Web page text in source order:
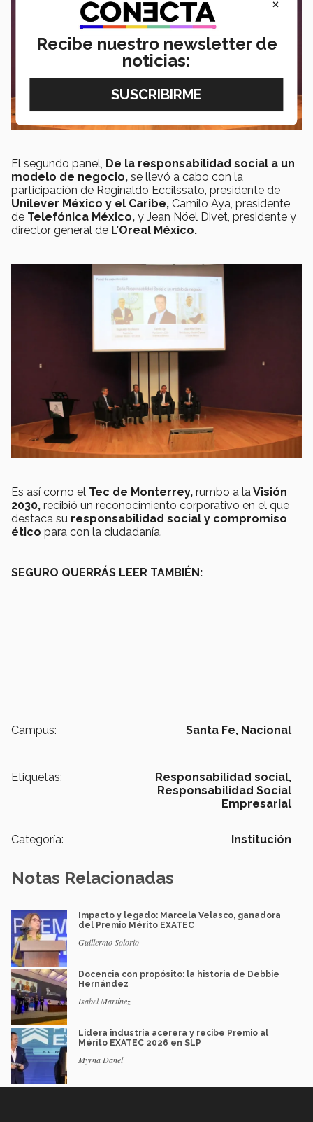
El segundo panel, De la responsabilidad social a un
modelo de negocio, se llevó a cabo con la
participación de Reginaldo Eccilssato, presidente de
Unilever México y el Caribe, Camilo Aya, presidente
de Telefónica México, y Jean Nöel Divet, presidente y
director general de L’Oreal México.
Es así como el Tec de Monterrey, rumbo a laVisión
2030, recibió un reconocimiento corporativo en el que
destaca su responsabilidad social y compromiso
ético para con la ciudadanía.
SEGURO QUERRÁS LEER TAMBIÉN:
Campus: Santa Fe, Nacional
Etiquetas:
Responsabilidad social,
Responsabilidad Social
Empresarial
Categoría: Institución
Notas Relacionadas
Impacto y legado: Marcela Velasco, ganadora
del Premio Mérito EXATEC
Guillermo Solorio
Docencia con propósito: la historia de Debbie
Hernández
Isabel Martínez
Lidera industria acerera y recibe Premio al
Mérito EXATEC 2026 en SLP
Myrna Danel
Recibe nuestro newsletter de
noticias: